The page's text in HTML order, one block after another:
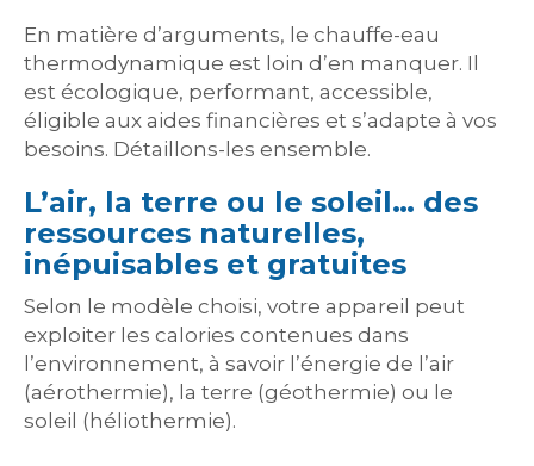
En matière d’arguments, le chauffe-eau
thermodynamique est loin d’en manquer. Il
est écologique, performant, accessible,
éligible aux aides financières et s’adapte à vos
besoins. Détaillons-les ensemble.
L’air, la terre ou le soleil… des
ressources naturelles,
inépuisables et gratuites
Selon le modèle choisi, votre appareil peut
exploiter les calories contenues dans
l’environnement, à savoir l’énergie de l’air
(aérothermie), la terre (géothermie) ou le
soleil (héliothermie).